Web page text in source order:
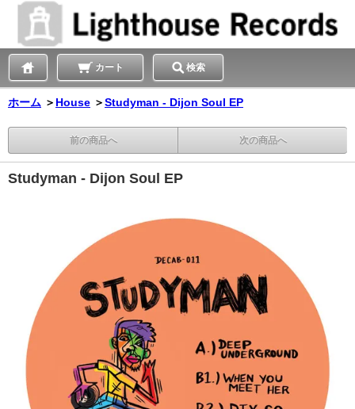
カート 検索
ホーム ＞ House ＞Studyman - Dijon Soul EP
前の商品へ 次の商品へ
Studyman - Dijon Soul EP